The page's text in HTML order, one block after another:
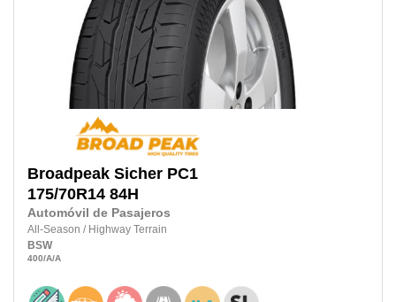
Broadpeak Sicher PC1
175/70R14 84H
Automóvil de Pasajeros
All-Season / Highway Terrain
BSW
400/A/A